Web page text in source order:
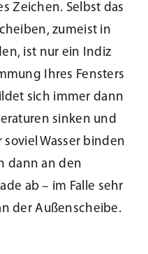
Zeichen. Selbst das
zumeist in
ist nur ein Indiz
Ihres Fensters
sich immer dann
sinken und
Wasser binden
dann an den
ab – im Falle sehr
der Außenscheibe.